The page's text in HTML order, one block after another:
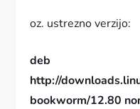
oz. ustrezno verzijo:
deb
http://
bookworm/12.80